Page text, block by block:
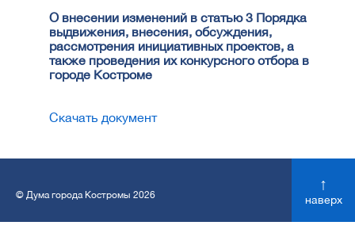
О внесении изменений в статью 3 Порядка
выдвижения, внесения, обсуждения,
рассмотрения инициативных проектов, а
также проведения их конкурсного отбора в
городе Костроме
Скачать документ
© Дума города Костромы 2026
↑
наверх